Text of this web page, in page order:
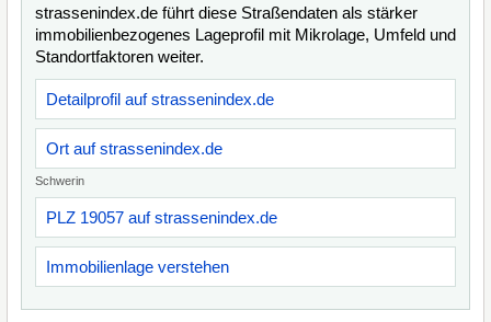
strassenindex.de führt diese Straßendaten als stärker
immobilienbezogenes Lageprofil mit Mikrolage, Umfeld und
Standortfaktoren weiter.
Detailprofil auf strassenindex.de
Ort auf strassenindex.de
Schwerin
PLZ 19057 auf strassenindex.de
Immobilienlage verstehen